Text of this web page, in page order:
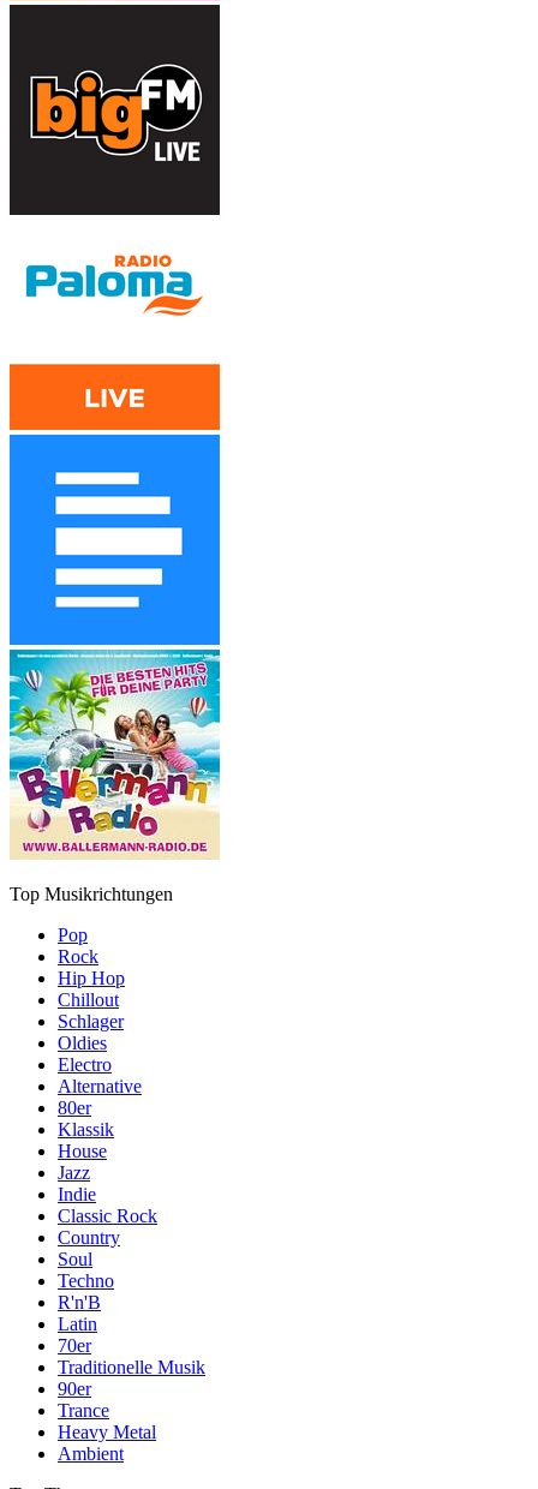
Top Musikrichtungen
Pop
Rock
Hip Hop
Chillout
Schlager
Oldies
Electro
Alternative
80er
Klassik
House
Jazz
Indie
Classic Rock
Country
Soul
Techno
R'n'B
Latin
70er
Traditionelle Musik
90er
Trance
Heavy Metal
Ambient